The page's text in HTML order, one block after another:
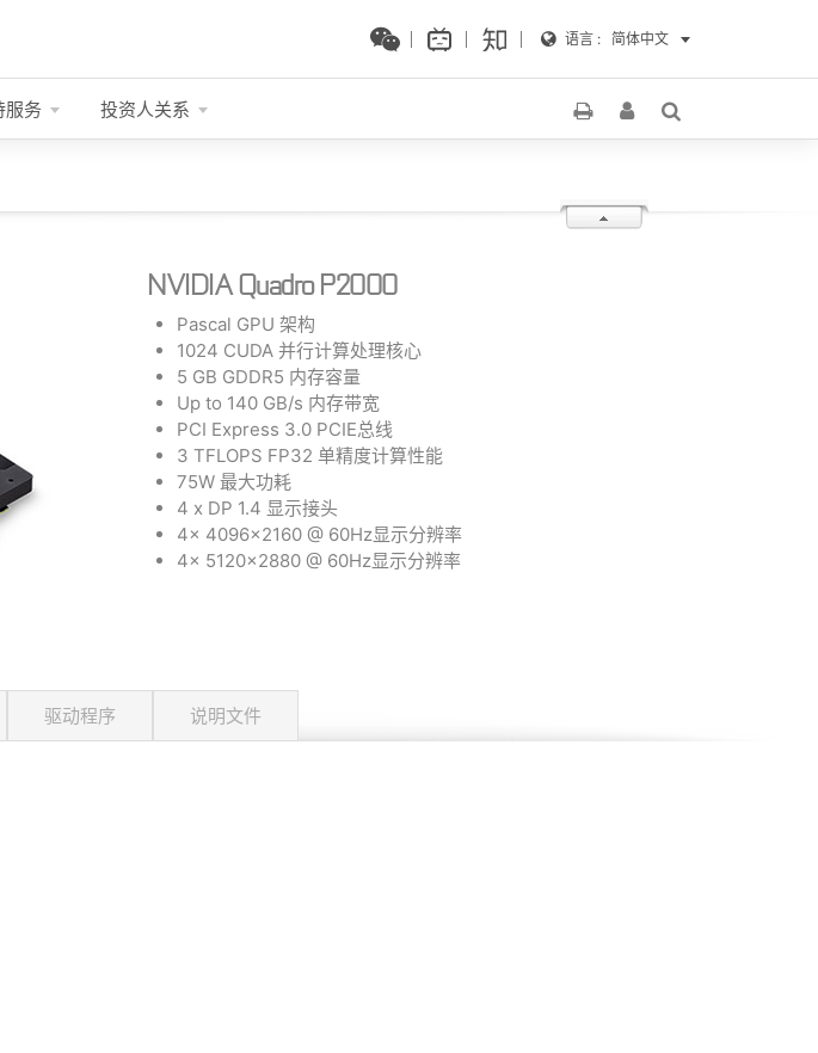
语言 : 简体中文
服务 投资人关系
NVIDIA Quadro P2000
Pascal GPU 架构
1024 CUDA 并行计算处理核心
5 GB GDDR5 内存容量
Up to 140 GB/s 内存带宽
PCI Express 3.0 PCIE总线
3 TFLOPS FP32 单精度计算性能
75W 最大功耗
4 x DP 1.4 显示接头
4x 4096x2160 @ 60Hz显示分辨率
4x 5120x2880 @ 60Hz显示分辨率
驱动程序 说明文件